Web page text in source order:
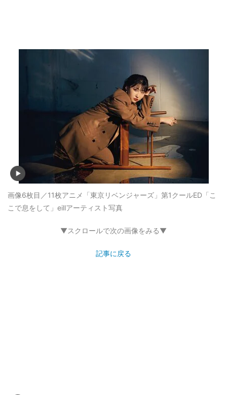
画像6枚目／11枚アニメ「東京リベンジャーズ」第1クールED「こ
こで息をして」eillアーティスト写真
▼スクロールで次の画像をみる▼
記事に戻る